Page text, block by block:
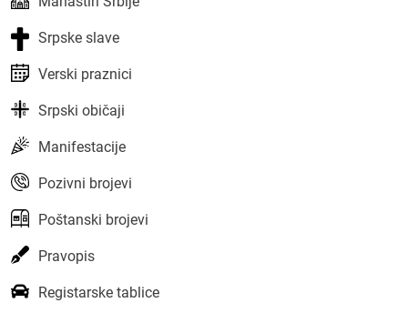
Srpske slave
Verski praznici
Srpski običaji
Manifestacije
Pozivni brojevi
Poštanski brojevi
Pravopis
Registarske tablice